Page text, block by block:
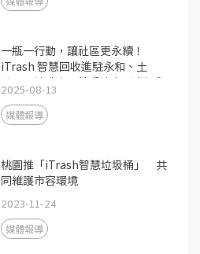
一瓶一行動，讓社區更永續！
iTrash 智慧回收進駐永和、土
城、三峽社宅，攜手遠東新世紀與
企業共創綠色生活圈
2025-08-13
媒體報導
桃園推「iTrash智慧垃圾桶」 共
同維護市容環境
2023-11-24
媒體報導